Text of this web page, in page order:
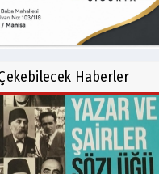
Haberler